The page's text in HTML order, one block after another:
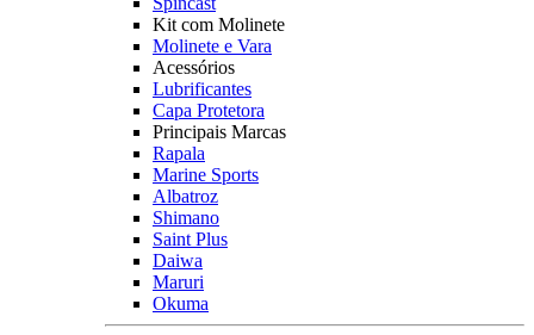
Kit com Molinete
Molinete e Vara
Acessórios
Lubrificantes
Capa Protetora
Principais Marcas
Rapala
Marine Sports
Albatroz
Shimano
Saint Plus
Daiwa
Maruri
Okuma